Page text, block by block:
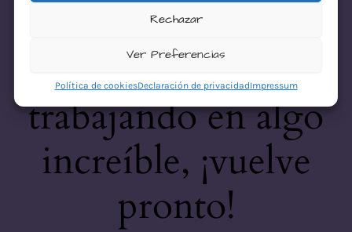
Rechazar
Ver Preferencias
Política de cookiesDeclaración de privacidadImpressum
¡Disculpa este
desastre! Estamos
trabajando en algo
increíble, ¡vuelve
pronto!